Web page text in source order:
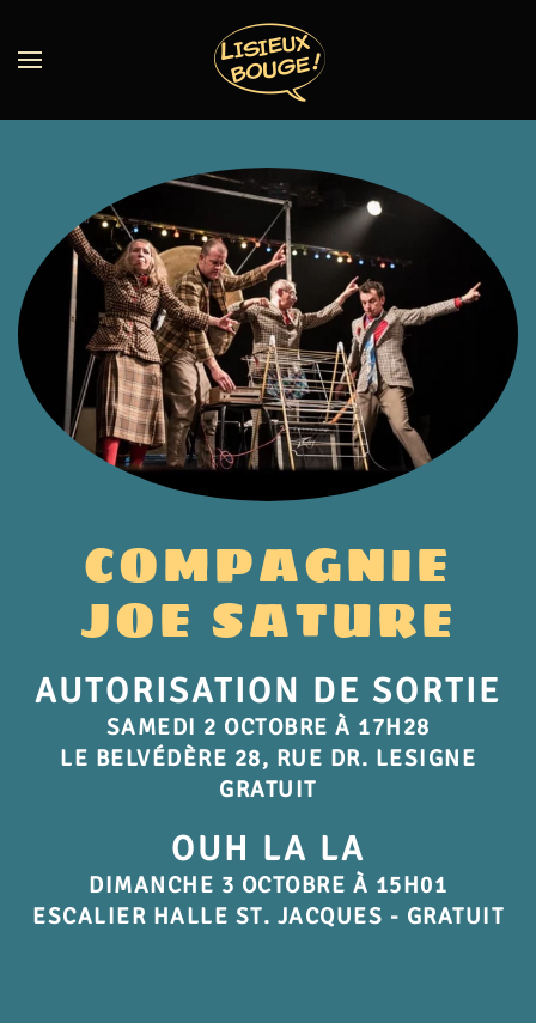
COMPAGNIE
JOE SATURE
AUTORISATION DE SORTIE
SAMEDI 2 OCTOBRE À 17H28
LE BELVÉDÈRE 28, RUE DR. LESIGNE
GRATUIT
OUH LA LA
DIMANCHE 3 OCTOBRE À 15H01
ESCALIER HALLE ST. JACQUES - GRATUIT